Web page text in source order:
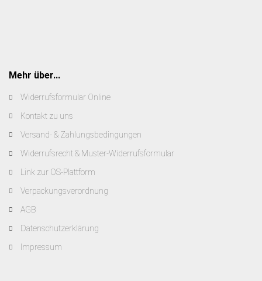
Mehr über...
Widerrufsformular Online
Kontakt zu uns
Versand- & Zahlungsbedingungen
Widerrufsrecht & Muster-Widerrufsformular
Link zur OS-Plattform
Verpackungsverordnung
AGB
Datenschutzerklärung
Impressum